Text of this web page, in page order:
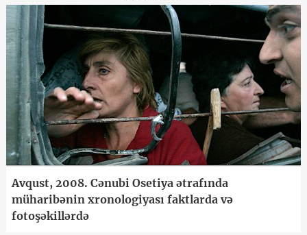
Avqust, 2008. Cənubi Osetiya ətrafında
müharibənin xronologiyası faktlarda və
fotoşəkillərdə